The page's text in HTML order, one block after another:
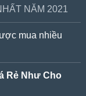
NĂM 2021
mua nhiều
Rẻ Như Cho